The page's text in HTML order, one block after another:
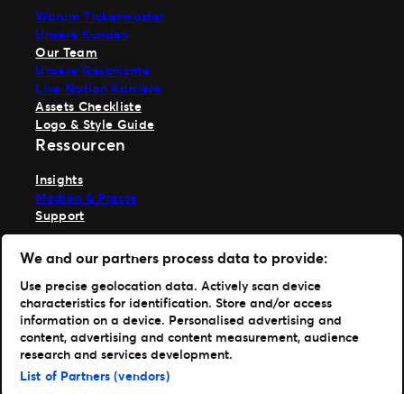
Warum Ticketmaster
Unsere Kunden
Our Team
Unsere Geschichte
Live Nation Karriere
Assets Checkliste
Logo & Style Guide
Ressourcen
Insights
Medien & Presse
Support
TM1 anmelden
Hole dir unsere App
Ticketmaster
TM1 Reports
Portfolio
Ticketmaster
We and our partners process data to provide:
Use precise geolocation data. Actively scan device
characteristics for identification. Store and/or access
information on a device. Personalised advertising and
content, advertising and content measurement, audience
research and services development.
List of Partners (vendors)